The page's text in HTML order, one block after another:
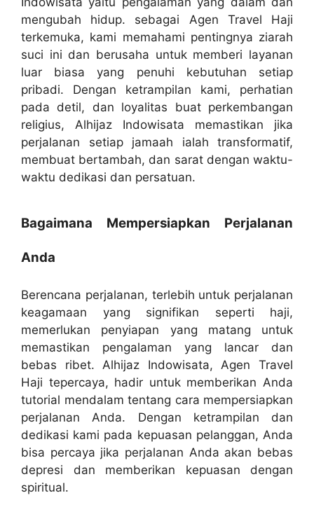
mengubah hidup. sebagai Agen Travel Haji
terkemuka, kami memahami pentingnya ziarah
suci ini dan berusaha untuk memberi layanan
luar biasa yang penuhi kebutuhan setiap
pribadi. Dengan ketrampilan kami, perhatian
pada detil, dan loyalitas buat perkembangan
religius, Alhijaz Indowisata memastikan jika
perjalanan setiap jamaah ialah transformatif,
membuat bertambah, dan sarat dengan waktu-
waktu dedikasi dan persatuan.
Bagaimana Mempersiapkan Perjalanan
Anda
Berencana perjalanan, terlebih untuk perjalanan
keagamaan yang signifikan seperti haji,
memerlukan penyiapan yang matang untuk
memastikan pengalaman yang lancar dan
bebas ribet. Alhijaz Indowisata, Agen Travel
Haji tepercaya, hadir untuk memberikan Anda
tutorial mendalam tentang cara mempersiapkan
perjalanan Anda. Dengan ketrampilan dan
dedikasi kami pada kepuasan pelanggan, Anda
bisa percaya jika perjalanan Anda akan bebas
depresi dan memberikan kepuasan dengan
spiritual.